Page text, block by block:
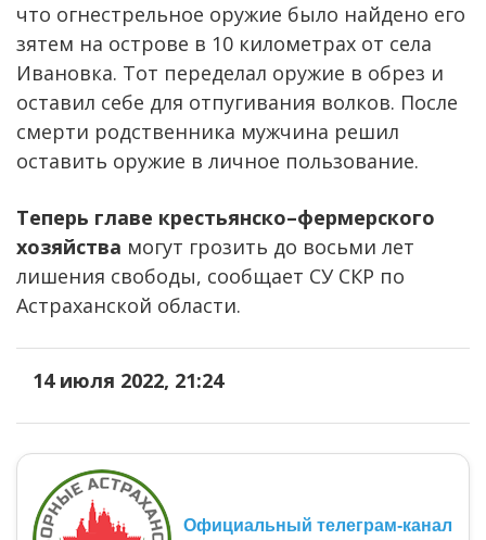
что огнестрельное оружие было найдено его
зятем на острове в 10 километрах от села
Ивановка. Тот переделал оружие в обрез и
оставил себе для отпугивания волков. После
смерти родственника мужчина решил
оставить оружие в личное пользование.
Теперь главе крестьянско–фермерского
хозяйства могут грозить до восьми лет
лишения свободы, сообщает СУ СКР по
Астраханской области.
14 июля 2022, 21:24
Официальный телеграм-канал